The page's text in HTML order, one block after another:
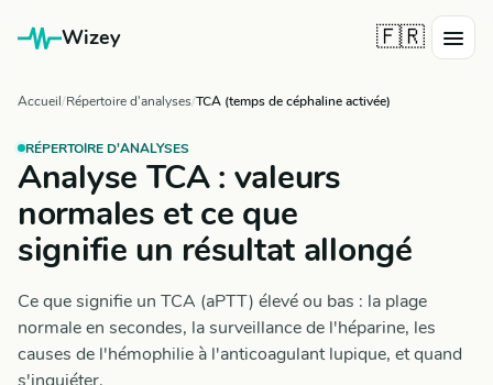
Wizey 🇫🇷
Accueil Répertoire d'analyses TCA (temps de céphaline activée)
RÉPERTOIRE D'ANALYSES
Analyse TCA : valeurs
normales et ce que
signifie un résultat allongé
Ce que signifie un TCA (aPTT) élevé ou bas : la plage
normale en secondes, la surveillance de l'héparine, les
causes de l'hémophilie à l'anticoagulant lupique, et quand